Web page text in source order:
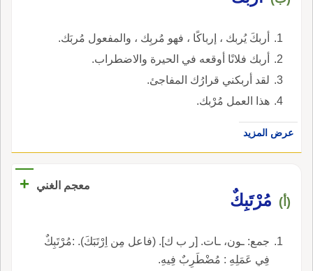
أربكَ يُربك ، إرباكًا ، فهو مُربِك ، والمفعول مُربَك.
أربك فلانًا أوقعه في الحيرة والاضطراب.
لقد أربكني قرارُك المفاجئ.
هذا العمل مُرْبك.
عرض المزيد
معجم الغني +
(أ) مُرْتَبِكٌ
جمع: ـون، ـات. [ر ب ك]. (فاعل مِن اِرْتَبَكَ). :مُرْتَبِكٌ
فِي عَمَلِهِ : مُضْطَرِبٌ فِيهِ.